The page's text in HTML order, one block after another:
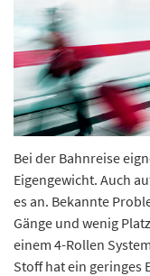
Bei der Bahnreise
Eigengewicht. Auch
es an. Bekannte
Gänge und wenig
einem 4-Rollen
Stoff hat ein geringes